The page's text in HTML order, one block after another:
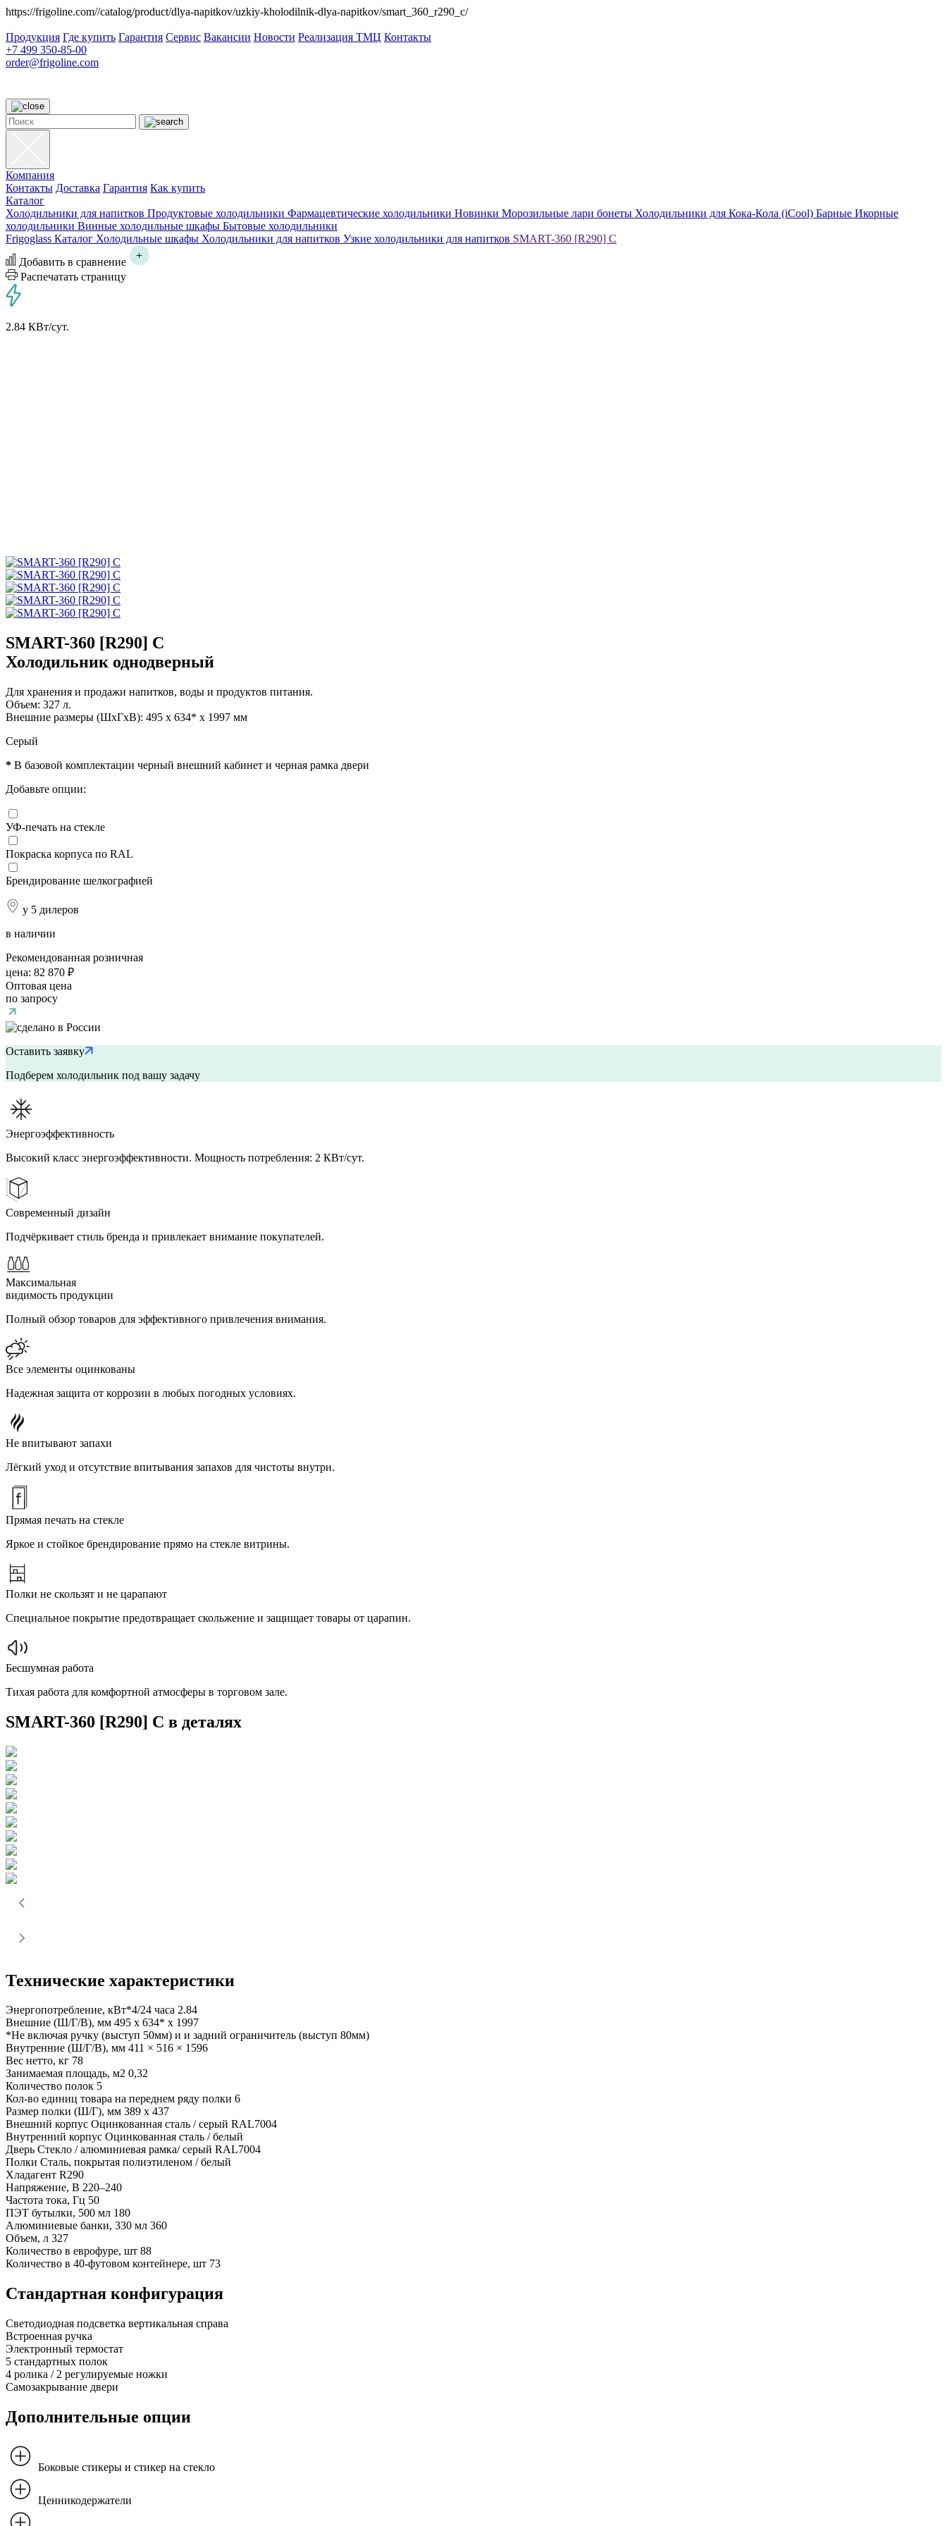
https://frigoline.com//catalog/product/dlya-napitkov/uzkiy-kholodilnik-dlya-napitkov/smart_360_r290_c/
Продукция Где купить Гарантия Сервис Вакансии Новости Реализация ТМЦ Контакты
+7 499 350-85-00
order@frigoline.com
Компания
Контакты Доставка Гарантия Как купить
Каталог
Холодильники для напитков Продуктовые холодильники Фармацевтические холодильники Новинки Морозильные лари бонеты Холодильники для Кока-Кола (iCool) Барные Икорные
холодильники Винные холодильные шкафы Бытовые холодильники
Frigoglass Каталог Холодильные шкафы Холодильники для напитков Узкие холодильники для напитков SMART-360 [R290] C
Добавить в сравнение
Распечатать страницу
2.84 КВт/сут.
SMART-360 [R290] C
Холодильник однодверный
Для хранения и продажи напитков, воды и продуктов питания.
Объем: 327 л.
Внешние размеры (ШхГхВ): 495 x 634* x 1997 мм
Серый
* В базовой комплектации черный внешний кабинет и черная рамка двери
Добавьте опции:
УФ-печать на стекле
Покраска корпуса по RAL
Брендирование шелкографией
у 5 дилеров
в наличии
Рекомендованная розничная
цена: 82 870 ₽
Оптовая цена
по запросу
Оставить заявку
Подберем холодильник под вашу задачу
Энергоэффективность
Высокий класс энергоэффективности. Мощность потребления: 2 КВт/сут.
Современный дизайн
Подчёркивает стиль бренда и привлекает внимание покупателей.
Максимальная
видимость продукции
Полный обзор товаров для эффективного привлечения внимания.
Все элементы оцинкованы
Надежная защита от коррозии в любых погодных условиях.
Не впитывают запахи
Лёгкий уход и отсутствие впитывания запахов для чистоты внутри.
Прямая печать на стекле
Яркое и стойкое брендирование прямо на стекле витрины.
Полки не скользят и не царапают
Специальное покрытие предотвращает скольжение и защищает товары от царапин.
Бесшумная работа
Тихая работа для комфортной атмосферы в торговом зале.
SMART-360 [R290] C в деталях
Технические характеристики
Энергопотребление, кВт*4/24 часа 2.84
Внешние (Ш/Г/В), мм 495 x 634* x 1997
*Не включая ручку (выступ 50мм) и и задний ограничитель (выступ 80мм)
Внутренние (Ш/Г/В), мм 411 × 516 × 1596
Вес нетто, кг 78
Занимаемая площадь, м2 0,32
Количество полок 5
Кол-во единиц товара на переднем ряду полки 6
Размер полки (Ш/Г), мм 389 x 437
Внешний корпус Оцинкованная сталь / серый RAL7004
Внутренний корпус Оцинкованная сталь / белый
Дверь Стекло / алюминиевая рамка/ серый RAL7004
Полки Сталь, покрытая полиэтиленом / белый
Хладагент R290
Напряжение, В 220–240
Частота тока, Гц 50
ПЭТ бутылки, 500 мл 180
Алюминиевые банки, 330 мл 360
Объем, л 327
Количество в еврофуре, шт 88
Количество в 40-футовом контейнере, шт 73
Стандартная конфигурация
Светодиодная подсветка вертикальная справа
Встроенная ручка
Электронный термостат
5 стандартных полок
4 ролика / 2 регулируемые ножки
Самозакрывание двери
Дополнительные опции
Боковые стикеры и стикер на стекло
Ценникодержатели